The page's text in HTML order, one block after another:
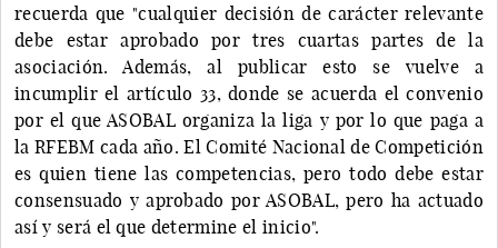
recuerda que "cualquier decisión de carácter relevante
debe estar aprobado por tres cuartas partes de la
asociación. Además, al publicar esto se vuelve a
incumplir el artículo 33, donde se acuerda el convenio
por el que ASOBAL organiza la liga y por lo que paga a
la RFEBM cada año. El Comité Nacional de Competición
es quien tiene las competencias, pero todo debe estar
consensuado y aprobado por ASOBAL, pero ha actuado
así y será el que determine el inicio".